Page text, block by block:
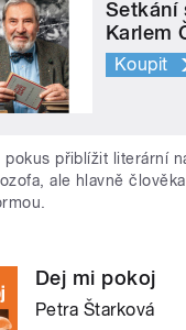
Setkání
Karlem
Koupit
přiblížit literární
ale hlavně
Dej mi pokoj
Petra Štarková